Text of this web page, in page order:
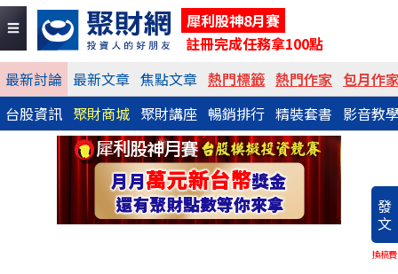
犀利股神8月賽
註冊完成任務拿100點
最新討論 最新文章 焦點文章 熱門標籤 熱門作家 包月作
台股資訊 聚財商城 聚財講座 暢銷排行 精裝套書 影音教
發
文
換稿費